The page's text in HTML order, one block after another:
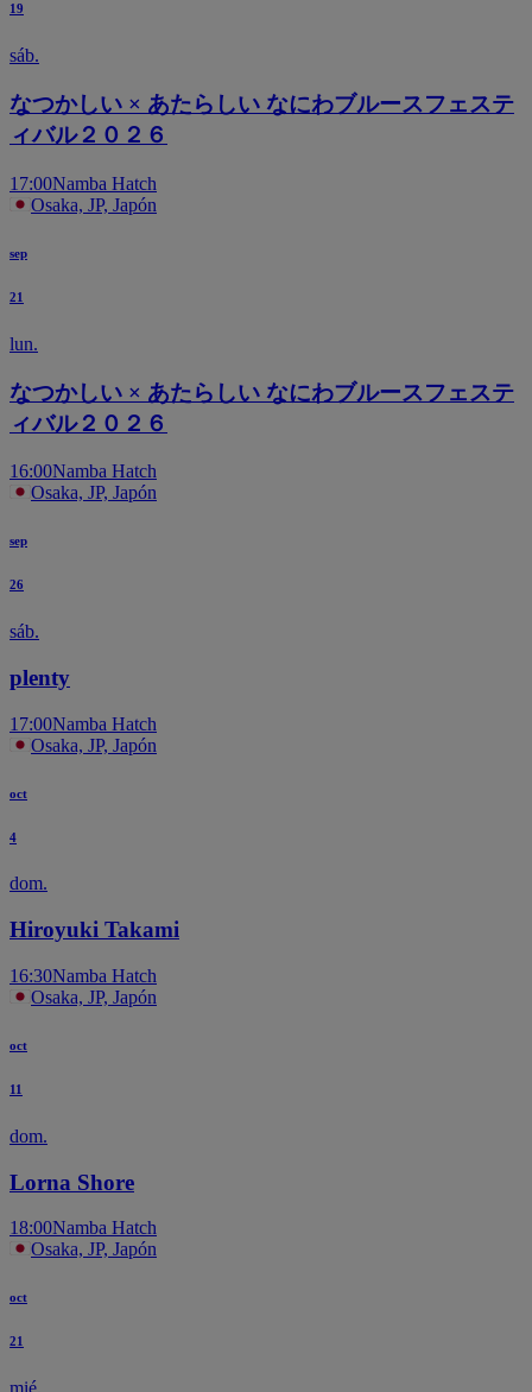
19
sáb.
なつかしい × あたらしい なにわブルースフェステ
ィバル２０２６
17:00Namba Hatch
Osaka, JP, Japón
sep
21
lun.
なつかしい × あたらしい なにわブルースフェステ
ィバル２０２６
16:00Namba Hatch
Osaka, JP, Japón
sep
26
sáb.
plenty
17:00Namba Hatch
Osaka, JP, Japón
oct
4
dom.
Hiroyuki Takami
16:30Namba Hatch
Osaka, JP, Japón
oct
11
dom.
Lorna Shore
18:00Namba Hatch
Osaka, JP, Japón
oct
21